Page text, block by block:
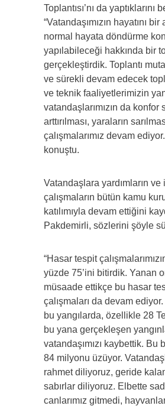
Toplantısı’nı da yaptıklarını
“Vatandaşımızın hayatını bir
normal hayata döndürme
yapılabileceği hakkında bir
gerçekleştirdik. Toplantı
ve sürekli devam edecek
ve teknik faaliyetlerimizin
vatandaşlarımızın da konfor
arttırılması, yaraların
çalışmalarımız devam
konuştu.
Vatandaşlara yardımların
çalışmaların bütün kamu
katılımıyla devam ettiğini
Pakdemirli, sözlerini şöyle
“Hasar tespit
yüzde 75’ini bitirdik. Yanan
müsaade ettikçe bu hasar
çalışmaları da devam
bu yangılarda, özellikle 28
bu yana gerçekleşen
vatandaşımızı kaybettik. Bu
84 milyonu üzüyor.
rahmet diliyoruz, geride
sabırlar diliyoruz. Elbette
canlarımız gitmedi,